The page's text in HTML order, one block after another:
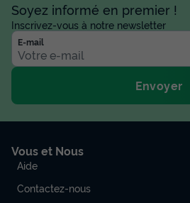
Soyez informé en premier !
Inscrivez-vous à notre newsletter
E-mail
Envoyer
Vous et Nous
Aide
Contactez-nous